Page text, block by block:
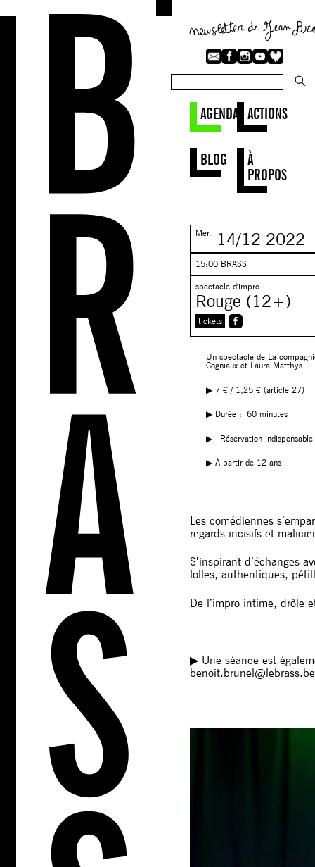
AGENDA ACTIONS
BLOG
À
PROPOS
Mer. 14/12 2022
15:00 BRASS
spectacle d'impro
Rouge (12+)
tickets
Un spectacle de La
Cogniaux et Laura Matthys.
▶︎ 7 € / 1,25 € (article 27)
▶︎ Durée : 60 minutes
▶︎ Réservation indispensable
▶︎ À partir de 12 ans
Les comédiennes
regards incisifs et
S’inspirant d’échanges
folles, authentiques,
De l’impro intime, drôle
▶︎ Une séance est
benoit.brunel@lebrass.be